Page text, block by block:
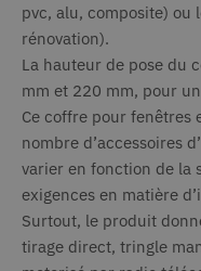
pvc, alu, composite) ou
rénovation).
La hauteur de pose du
mm et 220 mm, pour
Ce coffre pour fenêtres
nombre d’accessoires
varier en fonction de la
exigences en matière
Surtout, le produit
tirage direct, tringle